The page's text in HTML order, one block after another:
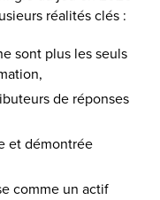
réalités clés :
sont plus les seuls
de réponses
et démontrée
comme un actif